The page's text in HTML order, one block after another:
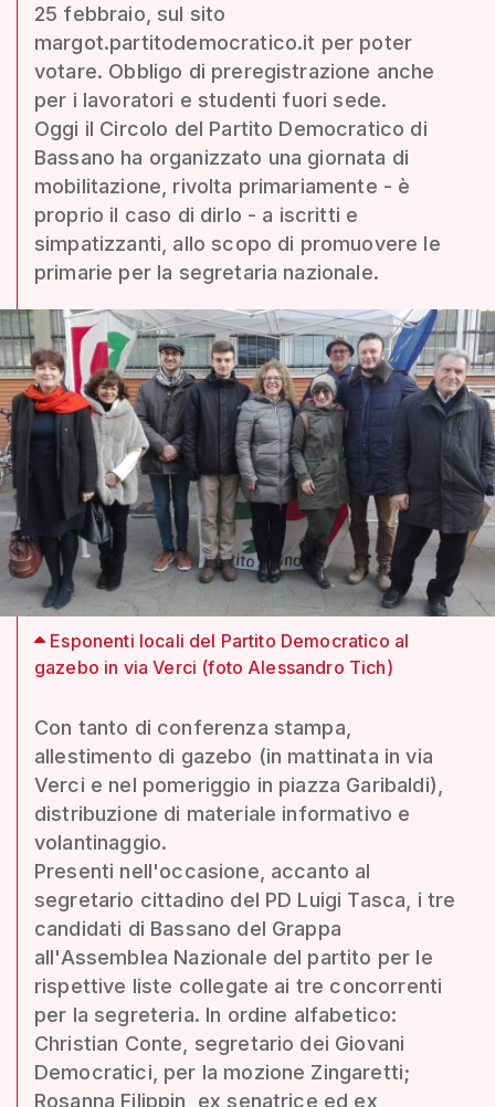
25 febbraio, sul sito
margot.partitodemocratico.it per poter
votare. Obbligo di preregistrazione anche
per i lavoratori e studenti fuori sede.
Oggi il Circolo del Partito Democratico di
Bassano ha organizzato una giornata di
mobilitazione, rivolta primariamente - è
proprio il caso di dirlo - a iscritti e
simpatizzanti, allo scopo di promuovere le
primarie per la segretaria nazionale.
Esponenti locali del Partito Democratico al
gazebo in via Verci (foto Alessandro Tich)
Con tanto di conferenza stampa,
allestimento di gazebo (in mattinata in via
Verci e nel pomeriggio in piazza Garibaldi),
distribuzione di materiale informativo e
volantinaggio.
Presenti nell'occasione, accanto al
segretario cittadino del PD Luigi Tasca, i tre
candidati di Bassano del Grappa
all'Assemblea Nazionale del partito per le
rispettive liste collegate ai tre concorrenti
per la segreteria. In ordine alfabetico:
Christian Conte, segretario dei Giovani
Democratici, per la mozione Zingaretti;
Rosanna Filippin, ex senatrice ed ex